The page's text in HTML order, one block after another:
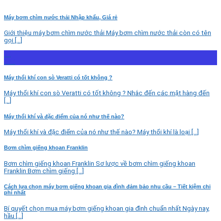
Máy bơm chìm nước thải Nhập khẩu, Giá rẻ
Giới thiệu máy bơm chìm nước thải Máy bơm chìm nước thải còn có tên
gọi [...]
Máy thổi khí con sò Veratti có tốt không ?
Máy thổi khí con sò Veratti có tốt không ? Nhắc đến các mặt hàng đến
[...]
Máy thổi khí và đặc điểm của nó như thế nào?
Máy thổi khí và đặc điểm của nó như thế nào? Máy thổi khí là loại [...]
Bơm chìm giếng khoan Franklin
Bơm chìm giếng khoan Franklin Sơ lược về bơm chìm giếng khoan
Franklin Bơm chìm giếng [...]
Cách lựa chọn máy bơm giếng khoan gia đình đảm bảo nhu cầu – Tiết kiệm chi
phí nhất
Bí quyết chọn mua máy bơm giếng khoan gia đình chuẩn nhất Ngày nay,
hầu [...]